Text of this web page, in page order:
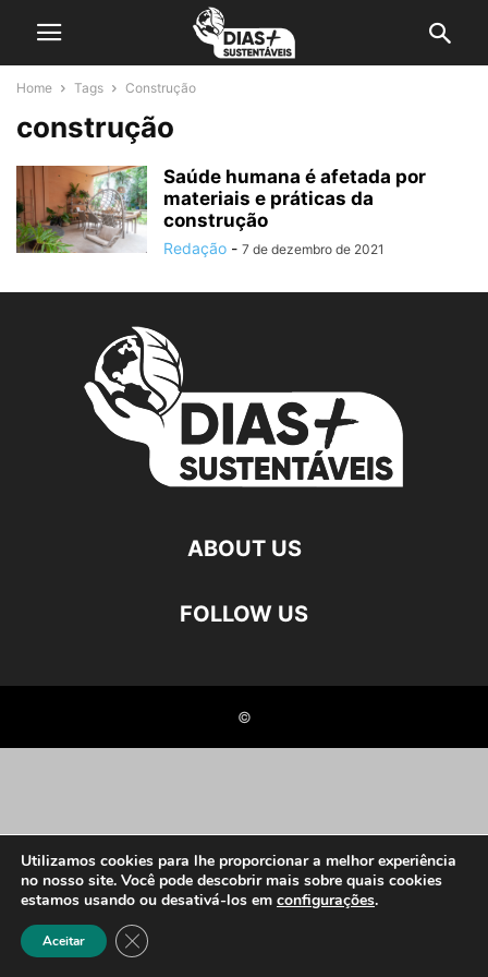
Home Tags Construção
construção
Saúde humana é afetada por
materiais e práticas da
construção
Redação - 7 de dezembro de 2021
ABOUT US
FOLLOW US
©
Utilizamos cookies para lhe proporcionar a melhor experiência
no nosso site. Você pode descobrir mais sobre quais cookies
estamos usando ou desativá-los em configurações.
Aceitar Close GDPR Cookie Banner